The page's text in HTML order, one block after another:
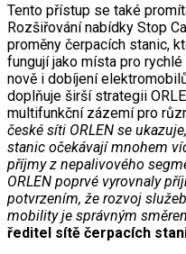
Tento přístup se také
Rozšiřování nabídky Stop
proměny čerpacích stanic,
fungují jako místa pro
nově i dobíjení
doplňuje širší strategii
multifunkční zázemí pro
české síti ORLEN se
stanic očekávají mnohem
příjmy z nepalivového
ORLEN poprvé vyrovnaly
potvrzením, že rozvoj
mobility je správným
ředitel sítě čerpacích